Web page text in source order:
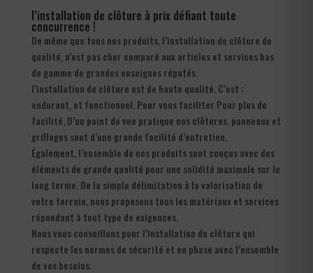
l’installation de clôture à prix défiant toute
concurrence !
De même que tous nos produits, l’installation de clôture de
qualité, n’est pas cher comparé aux articles et services bas
de gamme de grandes enseignes réputés.
l’installation de clôture est de haute qualité. C’est :
endurant, et fonctionnel. Pour vous faciliter Pour plus de
facilité, D’un point de vue pratique nos clôtures, panneaux et
grillages sont d’une grande facilité d’entretien.
Également, l’ensemble de nos produits sont conçus avec des
éléments de grande qualité pour une solidité maximale sur le
long terme. De la simple délimitation à la valorisation de
votre terrain, nous proposons tous les matériaux et services
répondant à tout type de exigences.
Nous vous conseillons pour l’installation de clôture qui
respecte les normes de sécurité et en phase avec l’ensemble
de vos besoins.